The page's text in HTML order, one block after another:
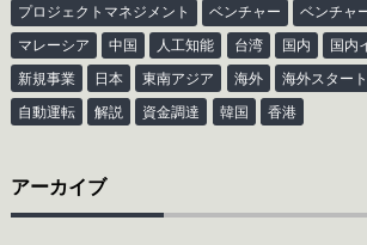
プロジェクトマネジメント
ベンチャー
ベンチャ
マレーシア
中国 人工知能 台湾 国内 国内
新規事業
日本 東南アジア 海外 海外スター
自動運転
解説 資金調達 韓国 香港
アーカイブ